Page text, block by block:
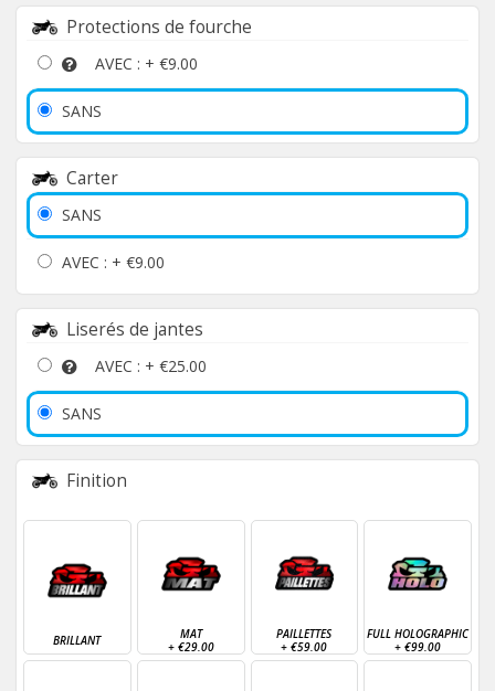
Protections de fourche
AVEC : + €9.00
SANS
Carter
SANS
AVEC : + €9.00
Liserés de jantes
AVEC : + €25.00
SANS
Finition
BRILLANT
MAT
+ €29.00
PAILLETTES
+€59.00
FULL HOLOGRAPHIC
+€99.00